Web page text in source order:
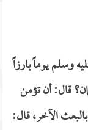
وسلم يوماً بارزاً
قال: أن تؤمن
الآخر، قال: